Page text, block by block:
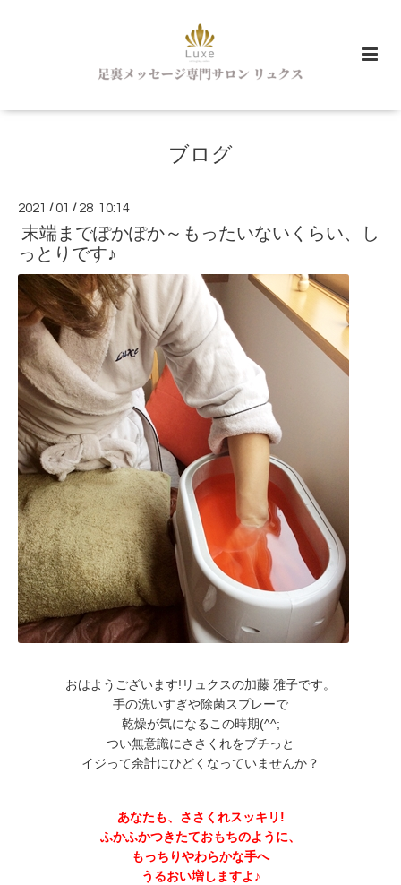
ブログ
2021 /01 / 28 10:14
末端までぽかぽか～もったいないくらい、し
っとりです♪
おはようございます!リュクスの加藤 雅子です。
手の洗いすぎや除菌スプレーで
乾燥が気になるこの時期(^^;
つい無意識にささくれをブチっと
イジって余計にひどくなっていませんか？
あなたも、ささくれスッキリ!
ふかふかつきたておもちのように、
もっちりやわらかな手へ
うるおい増しますよ♪